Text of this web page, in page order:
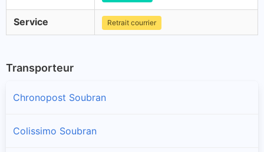
Service Retrait courrier
Transporteur
Chronopost Soubran
Colissimo Soubran